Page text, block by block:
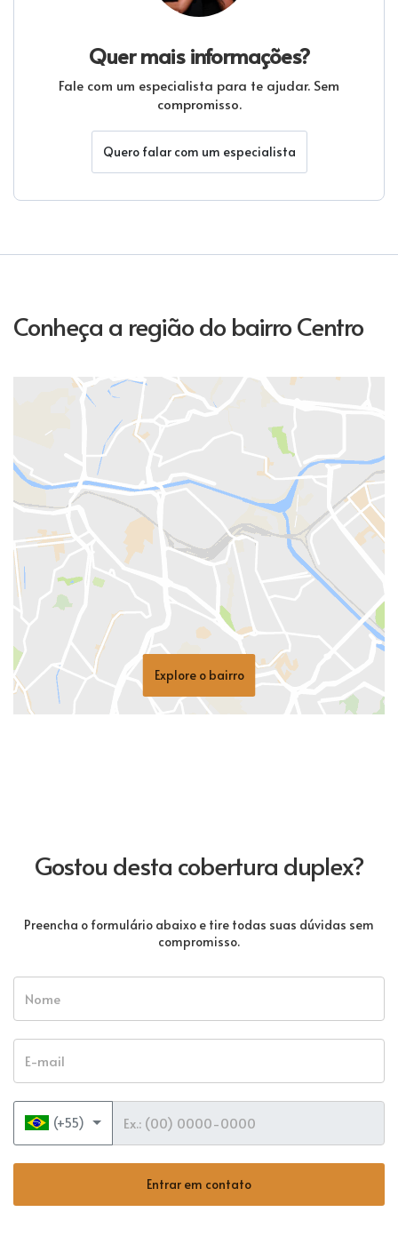
Quer mais informações?
Fale com um especialista para te ajudar. Sem
compromisso.
Quero falar com um especialista
Conheça a região do bairro Centro
Explore o bairro
Gostou desta cobertura duplex?
Preencha o formulário abaixo e tire todas suas dúvidas sem
compromisso.
Telefone
(+55)
Entrar em contato